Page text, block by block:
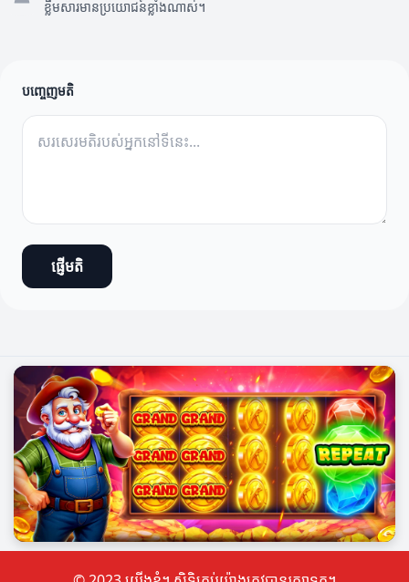
ខ្លឹមសារមានប្រយោជន៍ខ្លាំងណាស់។
បញ្ចេញមតិ
ផ្ញើមតិ